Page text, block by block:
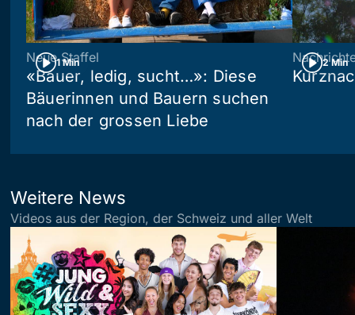
1 Min
Neue Staffel
«Bauer, ledig, sucht…»: Diese
Bäuerinnen und Bauern suchen
nach der grossen Liebe
2 Min
Weitere News
Videos aus der Region, der Schweiz und aller Welt